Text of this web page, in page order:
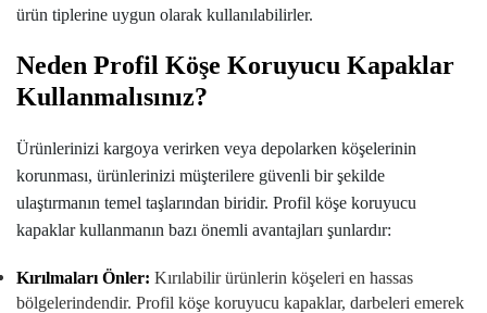
ürün tiplerine uygun olarak kullanılabilirler.
Neden Profil Köşe Koruyucu Kapaklar
Kullanmalısınız?
Ürünlerinizi kargoya verirken veya depolarken köşelerinin
korunması, ürünlerinizi müşterilere güvenli bir şekilde
ulaştırmanın temel taşlarından biridir. Profil köşe koruyucu
kapaklar kullanmanın bazı önemli avantajları şunlardır:
Kırılmaları Önler: Kırılabilir ürünlerin köşeleri en hassas
bölgelerindendir. Profil köşe koruyucu kapaklar, darbeleri emerek